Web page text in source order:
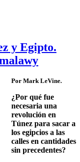
y Egipto.
Por Mark LeVine.
¿Por qué fue
necesaria una
revolución en
Túnez para sacar a
los egipcios a las
calles en cantidades
sin precedentes?